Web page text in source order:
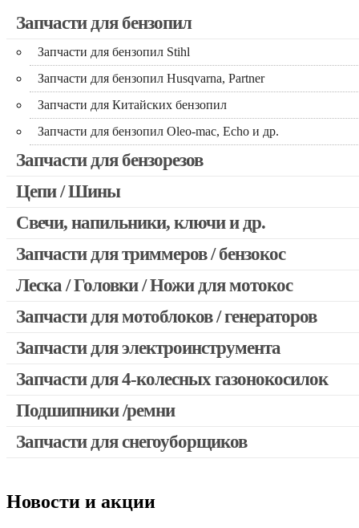
Запчасти для бензопил
Запчасти для бензопил Stihl
Запчасти для бензопил Husqvarna, Partner
Запчасти для Китайских бензопил
Запчасти для бензопил Oleo-mac, Echo и др.
Запчасти для бензорезов
Цепи / Шины
Свечи, напильники, ключи и др.
Запчасти для триммеров / бензокос
Запчасти для Китайских триммеров
Запчасти для мотокос Stihl / Husqvarna / Oleo-mac / Echo и
Леска / Головки / Ножи для мотокос
Запчасти для мотоблоков / генераторов
Запчасти для электроинструмента
Двигатели, редукторы для шуруповертов
Выключатели, переключатели
Запчасти для УШМ (болгарок)
Запчасти для электроинструмента другие
Запчасти для 4-колесных газонокосилок
Подшипники /ремни
Запчасти для снегоуборщиков
Новости и акции